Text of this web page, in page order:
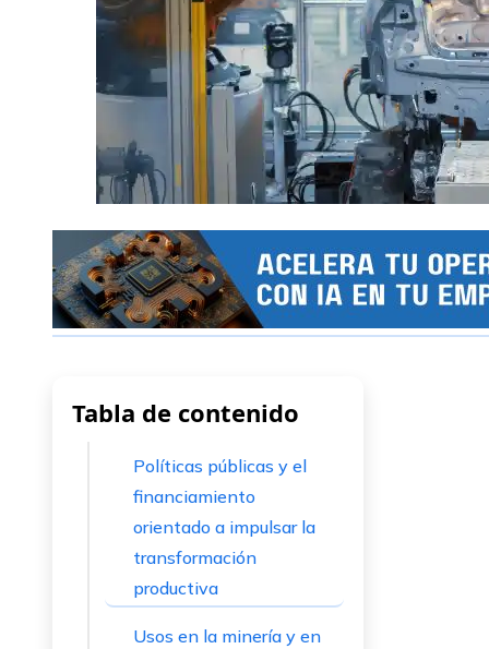
Tabla de contenido
Políticas públicas y el
financiamiento
orientado a impulsar la
transformación
productiva
Usos en la minería y en